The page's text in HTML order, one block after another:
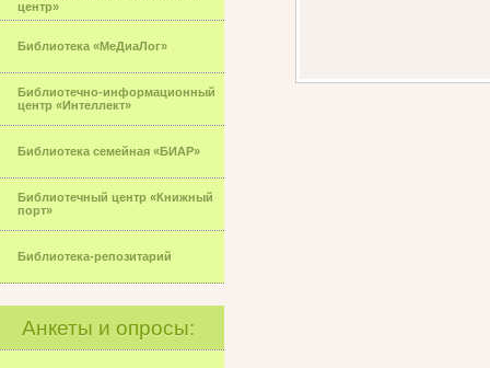
центр»
Библиотека «МеДиаЛог»
Библиотечно-информационный
центр «Интеллект»
Библиотека семейная «БИАР»
Библиотечный центр «Книжный
порт»
Библиотека-репозитарий
Анкеты и опросы: